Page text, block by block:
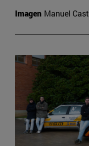
Imagen Manuel